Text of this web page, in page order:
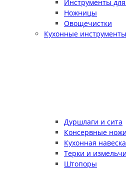
Инструменты
Ножницы
Овощечистки
Кухонные инструменты
Дуршлаги и сита
Консервные
Кухонная навеска
Терки и
Штопоры